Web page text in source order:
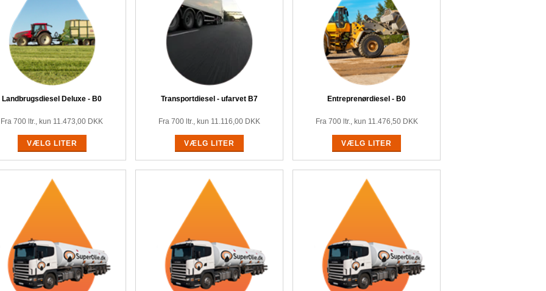
Landbrugsdiesel Deluxe - B0
Fra 700 ltr., kun 11.473,00 DKK
VÆLG LITER
Transportdiesel - ufarvet B7
Fra 700 ltr., kun 11.116,00 DKK
VÆLG LITER
Entreprenørdiesel - B0
Fra 700 ltr., kun 11.476,50DKK
VÆLG LITER